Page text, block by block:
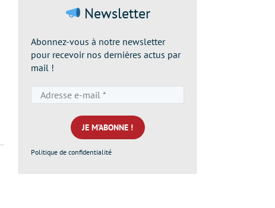
Newsletter
Abonnez-vous à notre newsletter
pour recevoir nos dernières actus par
mail !
e-
mail
*
Politique de confidentialité